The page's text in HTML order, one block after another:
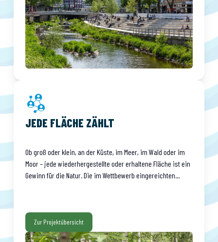
Gewinnerprojekte ausgewählt.
Zum News Beitrag
1/5
JEDE FLÄCHE ZÄHLT
Ob groß oder klein, an der Küste, im Meer, im Wald oder im
Moor – jede wiederhergestellte oder erhaltene Fläche ist ein
Gewinn für die Natur. Die im Wettbewerb eingereichten
Zur Projektübersicht